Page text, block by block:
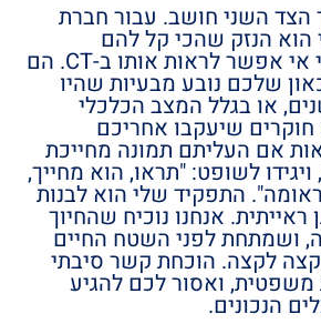
הצד השני חושב. עבור חברת
הוא הנזק שהכי קל להם
להכחיש. למה? כי אי אפשר לראות אותו ב-CT. הם
שלכם נובע מבעיות שהיו
או בגלל המצב הכלכלי
שיעקבו אחריכם
אם העליתם תמונה מחייכת
לשופט: "תראו, הוא מחייך,
התפקיד שלי הוא לבנות
אנחנו נוכיח שהחיוך
ושמתחת לפני השטח החיים
לקצה. הוכחת קשר סיבתי
ואסור לכם להגיע
הנכונים.